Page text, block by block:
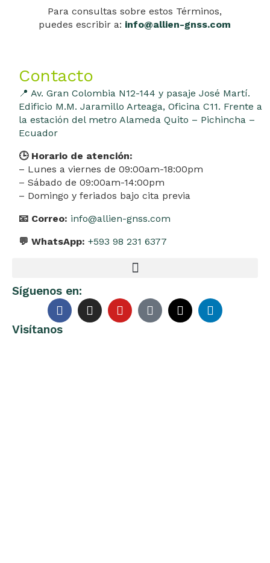
Para consultas sobre estos Términos,
puedes escribir a: info@allien-gnss.com
Contacto
📍 Av. Gran Colombia N12-144 y pasaje José Martí.
Edificio M.M. Jaramillo Arteaga, Oficina C11. Frente a
la estación del metro Alameda Quito – Pichincha –
Ecuador
🕒 Horario de atención:
– Lunes a viernes de 09:00am-18:00pm
– Sábado de 09:00am-14:00pm
– Domingo y feriados bajo cita previa
📧 Correo: info@allien-gnss.com
💬 WhatsApp: +593 98 231 6377
Síguenos en:
Visítanos